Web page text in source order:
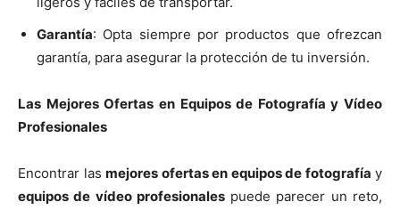
Garantía: Opta siempre por productos que ofrezcan
garantía, para asegurar la protección de tu inversión.
Las Mejores Ofertas en Equipos de Fotografía y Vídeo
Profesionales
Encontrar las mejores ofertas en equipos de fotografía y
equipos de vídeo profesionalespuede parecer un reto,